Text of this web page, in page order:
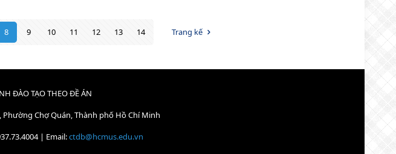
8 9 10 11 12 13 14 Trang kế
ĐÀO TẠO THEO ĐỀ ÁN
Phường Chợ Quán, Thành phố Hồ Chí Minh
| Email:ctdb@hcmus.edu.vn